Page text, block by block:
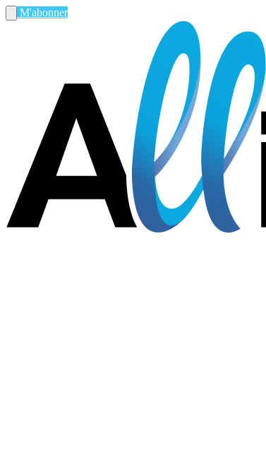
M'abonner